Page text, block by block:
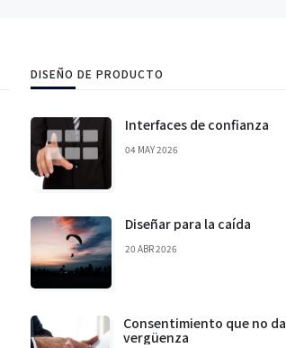
DISEÑO DE PRODUCTO
Interfaces de confianza
04 MAY 2026
Diseñar para la caída
20 ABR 2026
Consentimiento que no da
vergüenza